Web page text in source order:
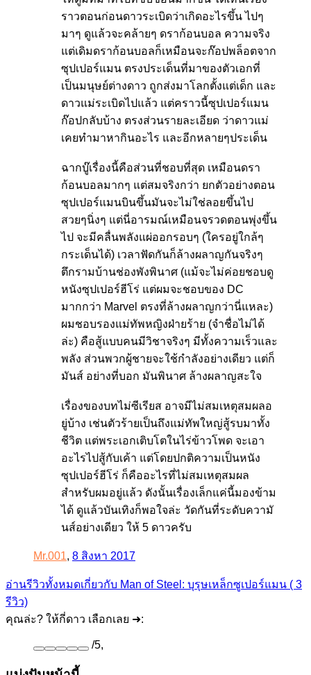
ราวตอนก่อนดาวระเบิดว่าเกิดอะไรขึ้น ไปๆ
มาๆ ดูแล้วจะคล้ายๆ ดราก้อนบอล ความจริง
แต่เดิมดราก้อนบอลก็เหมือนจะก๊อปพล็อตจาก
ซุปเปอร์แมน ตรงประเด็นที่มาของตัวเอกที่
เป็นมนุษย์ต่างดาว ถูกส่งมาโลกตั้งแต่เด็ก และ
ดาวแม่ระเบิดไปแล้ว แต่คราวนี้ซุปเปอร์แมน
ก๊อปกลับบ้าง ตรงส่วนรายละเอียด ว่าดาวแม่
เคยทำมาหากินอะไร และอีกหลายๆประเด็น
ฉากบู๊เรื่องนี้คือส่วนที่ชอบที่สุด เหมือนดรา
ก้อนบอลมากๆ แต่สมจริงกว่า ยกตัวอย่างตอน
ซุปเปอร์แมนบินขึ้นมันจะไม่ใช่ลอยขึ้นไป
สวยๆนิ่งๆ แต่นี่อารมณ์เหมือนจรวดตอนพุ่งขึ้น
ไป จะมีคลื่นพลังแผ่ออกรอบๆ (ใครอยู่ใกล้ๆ
กระเด็นได้) เวลาฟัดกันก็ล้างผลาญกันจริงๆ
ตึกรามบ้านช่องพังพินาศ (แม้จะไม่ค่อยชอบดู
หนังซุปเปอร์ฮีโร่ แต่ผมจะชอบของ DC
มากกว่า Marvel ตรงที่ล้างผลาญกว่านี่แหละ)
ผมชอบรองแม่ทัพหญิงฝ่ายร้าย (จำชื่อไม่ได้
ล่ะ) คือสู้แบบคนมีวิชาจริงๆ มีทั้งความเร็วและ
พลัง ส่วนพวกผู้ชายจะใช้กำลังอย่างเดียว แต่ก็
มันส์ อย่างที่บอก มันพินาศ ล้างผลาญสะใจ
เรื่องของบทไม่ซีเรียส อาจมีไม่สมเหตุสมผลอ
ยู่บ้าง เช่นตัวร้ายเป็นถึงแม่ทัพใหญ่สู้รบมาทั้ง
ชีวิต แต่พระเอกเติบโตในไร่ข้าวโพด จะเอา
อะไรไปสู้กับเค้า แต่โดยปกติความเป็นหนัง
ซุปเปอร์ฮีโร่ ก็คืออะไรที่ไม่สมเหตุสมผล
สำหรับผมอยู่แล้ว ดังนั้นเรื่องเล็กแค่นี้มองข้าม
ได้ ดูแล้วบันเทิงก็พอใจล่ะ วัดกันที่ระดับความั
นส์อย่างเดียว ให้ 5 ดาวครับ
Mr.001, 8 สิงหา 2017
อ่านรีวิวทั้งหมดเกี่ยวกับ Man of Steel: บุรุษเหล็กซูเปอร์แมน ( 3
รีวิว)
คุณล่ะ? ให้กี่ดาว เลือกเลย ➜:
/5,